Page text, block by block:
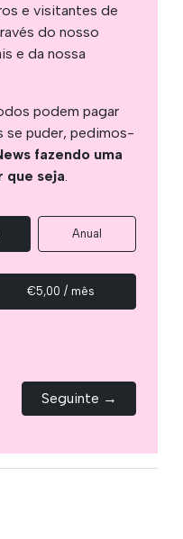
e visitantes de
do nosso
e da nossa
podem pagar
se puder, pedimos-
fazendo uma
que seja.
Anual
€5,00 / mês
Seguinte →